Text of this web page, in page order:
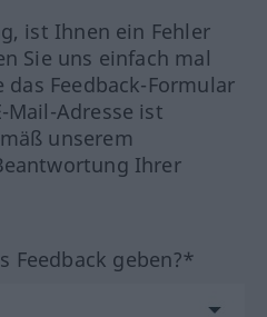
ist Ihnen ein Fehler
Sie uns einfach mal
Feedback-Formular
Mail-Adresse ist
unserem
Ihrer
Feedback geben?*